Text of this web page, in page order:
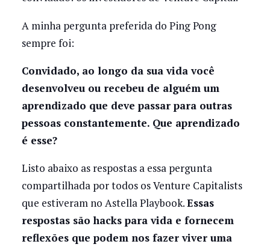
A minha pergunta preferida do Ping Pong
sempre foi:
Convidado, ao longo da sua vida você
desenvolveu ou recebeu de alguém um
aprendizado que deve passar para outras
pessoas constantemente. Que aprendizado
é esse?
Listo abaixo as respostas a essa pergunta
compartilhada por todos os Venture Capitalists
que estiveram no Astella Playbook.Essas
respostas são hacks para vida e fornecem
reflexões que podem nos fazer viver uma